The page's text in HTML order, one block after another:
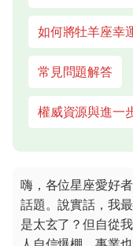
如何將牡羊座幸
常見問題解答
權威資源與進一
嗨，各位星座愛好
話題。說實話，我
是太玄了？但自從